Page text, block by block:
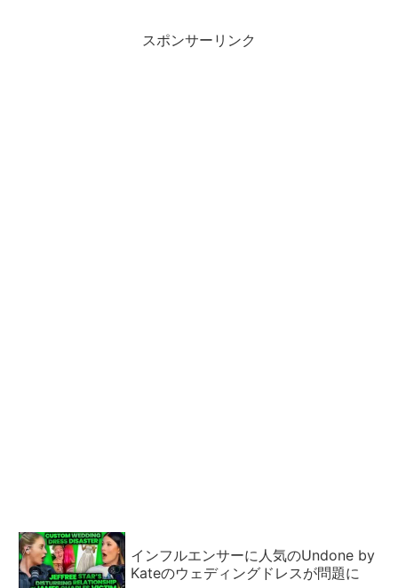
スポンサーリンク
インフルエンサーに人気のUndone by
Kateのウェディングドレスが問題に